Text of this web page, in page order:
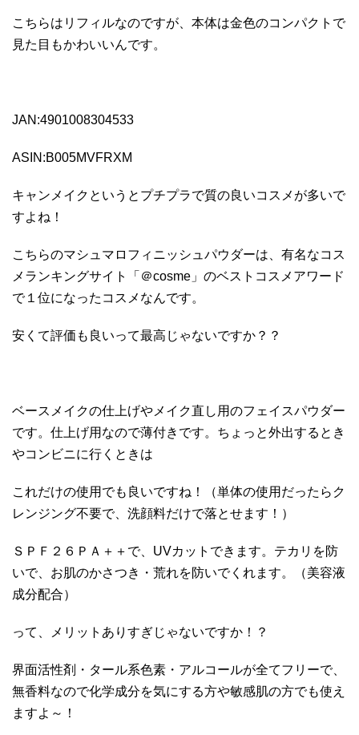
こちらはリフィルなのですが、本体は金色のコンパクトで
見た目もかわいいんです。
JAN:4901008304533
ASIN:B005MVFRXM
キャンメイクというとプチプラで質の良いコスメが多いで
すよね！
こちらのマシュマロフィニッシュパウダーは、有名なコス
メランキングサイト「＠cosme」のベストコスメアワード
で１位になったコスメなんです。
安くて評価も良いって最高じゃないですか？？
ベースメイクの仕上げやメイク直し用のフェイスパウダー
です。仕上げ用なので薄付きです。ちょっと外出するとき
やコンビニに行くときは
これだけの使用でも良いですね！（単体の使用だったらク
レンジング不要で、洗顔料だけで落とせます！）
ＳＰＦ２６ＰＡ＋＋で、UVカットできます。テカリを防
いで、お肌のかさつき・荒れを防いでくれます。（美容液
成分配合）
って、メリットありすぎじゃないですか！？
界面活性剤・タール系色素・アルコールが全てフリーで、
無香料なので化学成分を気にする方や敏感肌の方でも使え
ますよ～！